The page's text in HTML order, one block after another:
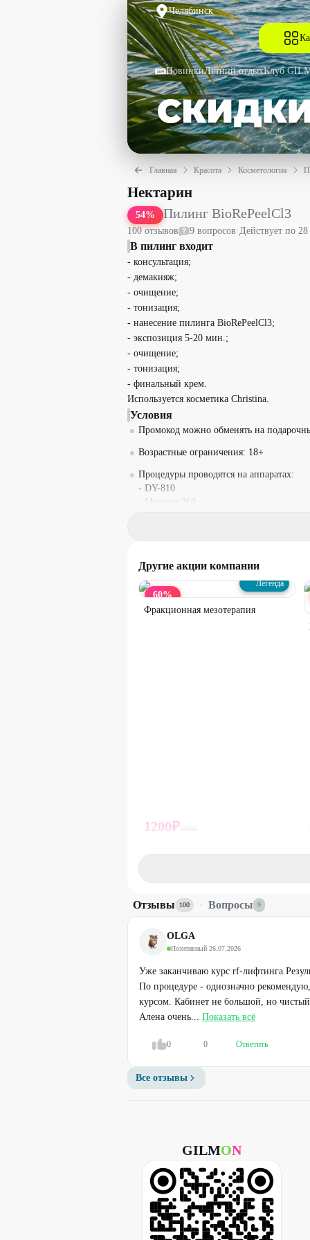
Челябинск
НовинкиЛетний отдыхКлуб
Главная Красота Косметология
Пилинг BioRePeelCl3 со скидкой 54%
Нектарин
54% Пилинг BioRePeelCl3
100отзывов 9 вопросов ·Действует по
В пилинг входит
- консультация;
- демакияж;
- очищение;
- тонизация;
- нанесение пилинга BioRePeelCl3;
- экспозиция 5-20 мин.;
- очищение;
- тонизация;
- финальный крем.
Используется косметика Christina.
Условия
Промокод можно обменять на
Возрастные ограничения: 18+
Процедуры проводятся на аппаратах:
- DY-810
- Magneto 360.
Необходима предварительная запись по
Обязательно предъявляйте
приложения, или номер промокода.
Другие акции компании
60%
Легенда
Фракционная мезотерапия
1200₽
Легенда
Вибромассаж
Отзывы 100 · Вопросы 9
OLGA
Позитивный·26.07.2026
Уже заканчиваю курс rf-
По процедуре - однозначно
курсом. Кабинет не большой, но
Алена очень... Показать всё
0 0 Ответить
Все отзывы
GILMON